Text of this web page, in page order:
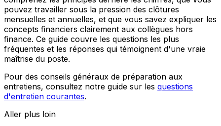
pouvez travailler sous la pression des clôtures
mensuelles et annuelles, et que vous savez expliquer les
concepts financiers clairement aux collègues hors
finance. Ce guide couvre les questions les plus
fréquentes et les réponses qui témoignent d'une vraie
maîtrise du poste.
Pour des conseils généraux de préparation aux
entretiens, consultez notre guide sur les questions
d'entretien courantes.
Aller plus loin